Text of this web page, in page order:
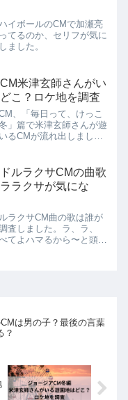
イボールのCMで加瀬亮
てるのか、セリフが気に
ました。
米津玄師さんがい
こ？ロケ地を調査
、「毎日って、けっこ
」篇で米津玄師さんが遊
るCMが流れ出しました
しました。今回も、冬の
もあったか...
ルラクサCMの曲歌
ラクサが気にな
ラクサCM曲の歌は誰が
査しました。ラ、ラ、
てよハマるから〜と頭に
は男の子？最後の言葉
？